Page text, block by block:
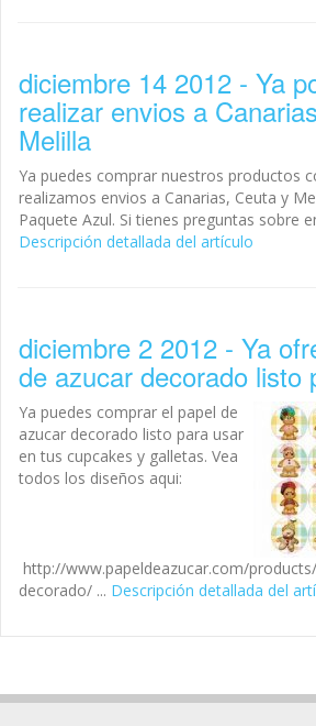
diciembre 14 2012 - Ya
realizar envios a
Melilla
Ya puedes comprar nuestros productos
realizamos envios a Canarias, Ceuta y
Paquete Azul. Si tienes preguntas sobre
Descripción detallada del artículo
diciembre 2 2012 - Ya
de azucar decorado listo
Ya puedes comprar el papel de
azucar decorado listo para usar
en tus cupcakes y galletas. Vea
todos los diseños aqui:
http://www.papeldeazucar.com/
decorado/ ... Descripción detallada del